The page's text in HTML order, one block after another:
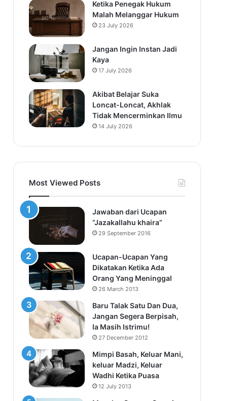
Ketika Penegak Hukum
Malah Melanggar Hukum
23 July 2026
Jangan Ingin Instan Jadi
Kaya
17 July 2026
Akibat Belajar Suka
Loncat-Loncat, Akhlak
Tidak Mencerminkan Ilmu
14 July 2026
Most Viewed Posts
Jawaban dari Ucapan
“Jazakallahu khaira”
29 September 2016
Ucapan-Ucapan Yang
Dikatakan Ketika Ada
Orang Yang Meninggal
26 March 2013
Baru Talak Satu Dan Dua,
Jangan Segera Berpisah,
Ia Masih Istrimu!
27 December 2012
Mimpi Basah, Keluar Mani,
keluar Madzi, Keluar
Wadhi Ketika Puasa
12 July 2013